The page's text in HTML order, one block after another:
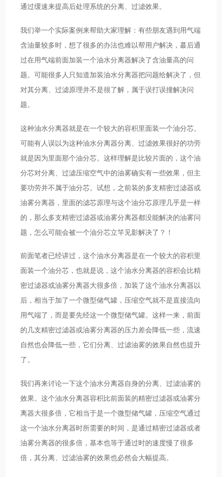
通过缓速来提高后处理系统的分离、过滤效果。
我们举一个实际案例来帮助大家理解：有些朋友遇到用气端
含油量较多时，想了很多的办法也难以帮用户解决，蕞后通
过在用气端前面加装一个油水分离器解决了含油量高的问
题。可能很多人只知道加装油水分离器把问题给解决了，但
对其分离、过滤原理并不是很了解，属于误打误撞解决问
题。
这种油水分离器就是在一个较大的容积里面装一个油分芯。
可能有人误以为这种油水分离器分离、过滤效果很好的功劳
就是因为里面那个油分芯。这样理解是比较片面的，这个油
分芯对分离、过滤压缩空气中的油雾确实有一些效果，但主
要功劳并不属于油分芯。试想，之前装的多支精密过滤器或
油雾分离器，里面的滤芯原理与这个油分芯原理几乎是一样
的，那么多支精密过滤器或油雾分离器都没能解决的油雾问
题，怎么可能会被一个油分芯立竿见影解决了？！
前面笔者已经讲过，这个油水分离器是在一个较大的容积里
面装一个油分芯，也就是说，这个油水分离器的容积会比精
密过滤器或油雾分离器大很多倍，加装了这个油水分离器以
后，相当于加了一个微型储气罐，压缩空气就不是直接流向
用气端了，而是要先经这一个微型储气罐。这样一来，前面
的几支精密过滤器或油雾分离器的压力差会降低一些，流速
自然也会降低一些，它们分离、过滤油雾的效果自然也提升
了。
我们再来讨论一下这个油水分离器自身的分离、过滤油雾的
效果。这个油水分离器容积比前面装的精密过滤器或油雾分
离器大很多倍，它相当于是一个微型储气罐，压缩空气通过
这一个油水分离器时所需要的时间，是通过精密过滤器或者
油雾分离器的很多倍，基本也等于通过时的速度慢了很多
倍，其分离、过滤油雾的效果也必然会大幅提高。